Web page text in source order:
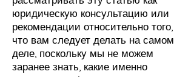
юридическую консультацию или
рекомендации относительно того,
что вам следует делать на самом
деле, поскольку мы не можем
заранее знать, какие именно